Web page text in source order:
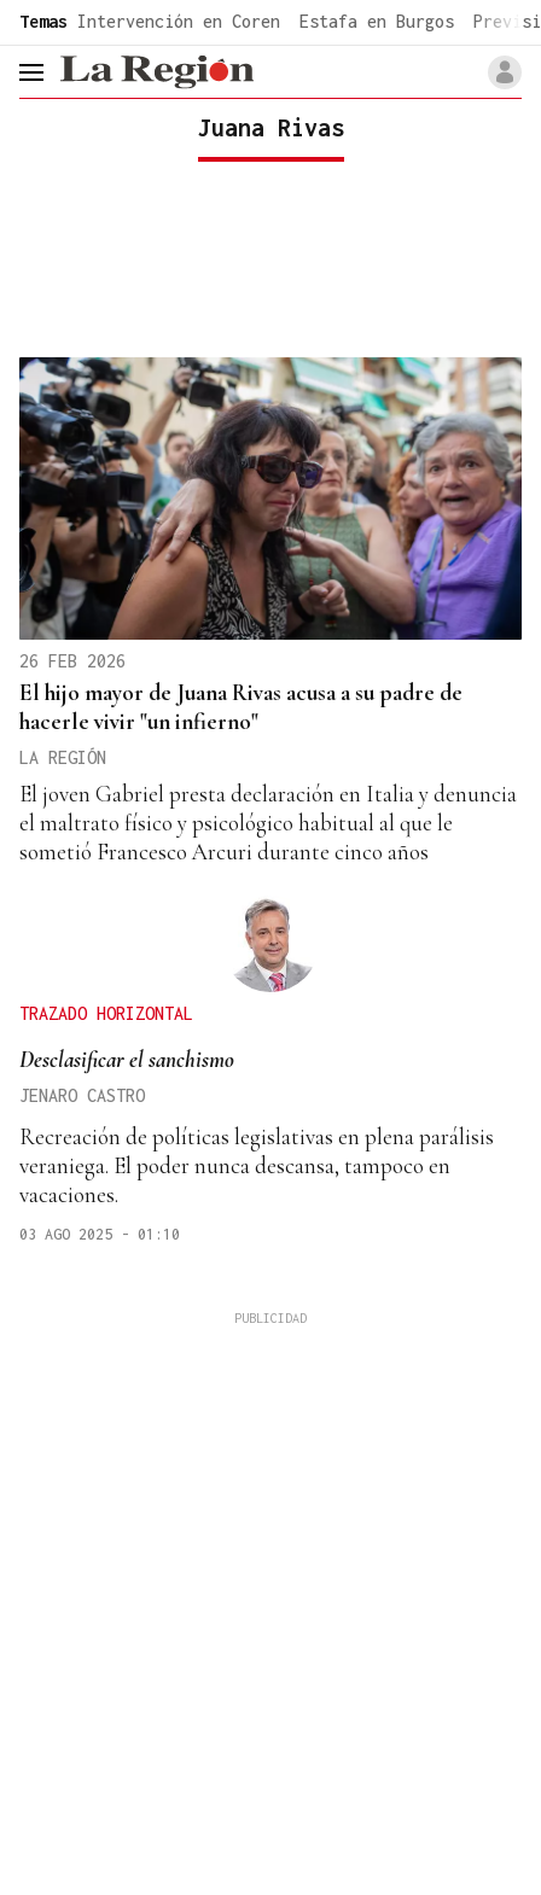
common.go-to-content
Temas Intervención en Coren Estafa en Burgos
header.menu.open
Juana Rivas
26 FEB 2026
El hijo mayor de Juana Rivas acusa a su padre de
hacerle vivir "un infierno"
LA REGIÓN
El joven Gabriel presta declaración en Italia y denuncia
el maltrato físico y psicológico habitual al que le
sometió Francesco Arcuri durante cinco años
TRAZADO HORIZONTAL
Desclasificar el sanchismo
JENARO CASTRO
Recreación de políticas legislativas en plena parálisis
veraniega. El poder nunca descansa, tampoco en
vacaciones.
03 AGO 2025 - 01:10